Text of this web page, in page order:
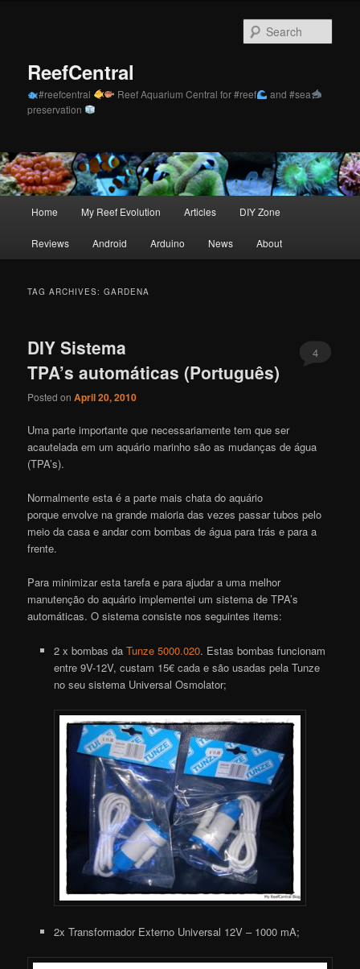
ReefCentral
#reefcentral Reef Aquarium Central for #reef
and #sea
preservation
Home My Reef Evolution Articles DIY Zone
Reviews Android Arduino News About
TAG ARCHIVES:GARDENA
DIY Sistema
TPA’s automáticas (Português)
Posted onApril 20, 2010
4
Uma parte importante que necessariamente tem que ser
acautelada em um aquário marinho são as mudanças de água
(TPA’s).
Normalmente esta é a parte mais chata do aquário
porque envolve na grande maioria das vezes passar tubos pelo
meio da casa e andar com bombas de água para trás e para a
frente.
Para minimizar esta tarefa e para ajudar a uma melhor
manutenção do aquário implementei um sistema de TPA’s
automáticas. O sistema consiste nos seguintes items:
2 x bombas da Tunze 5000.020. Estas bombas funcionam
entre 9V-12V, custam 15€ cada e são usadas pela Tunze
no seu sistema Universal Osmolator;
2x Transformador Externo Universal 12V – 1000 mA;